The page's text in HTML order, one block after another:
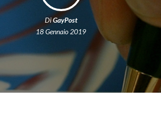
DiGayPost
18 Gennaio 2019